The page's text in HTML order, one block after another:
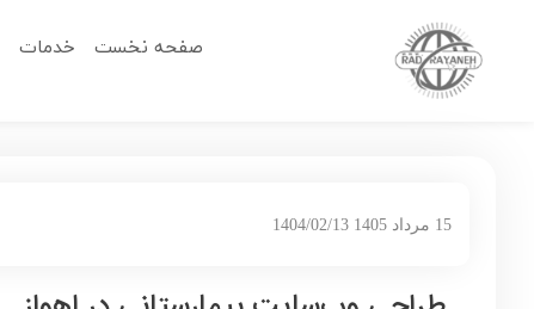
صفحه نخست خدمات
15 مرداد 1405 1404/02/13